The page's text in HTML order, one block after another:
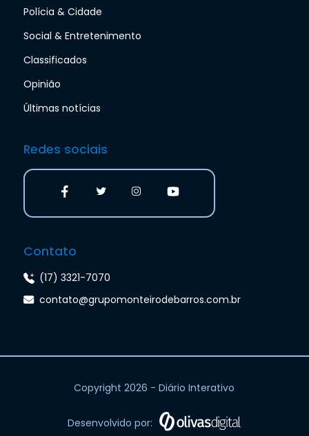
Polícia & Cidade
Social & Entretenimento
Classificados
Opinião
Últimas notícias
Redes sociais
Contato
(17) 3321-7070
contato@grupomonteirodebarros.com.br
Copyright 2026 - Diário Interativo
Desenvolvido por: